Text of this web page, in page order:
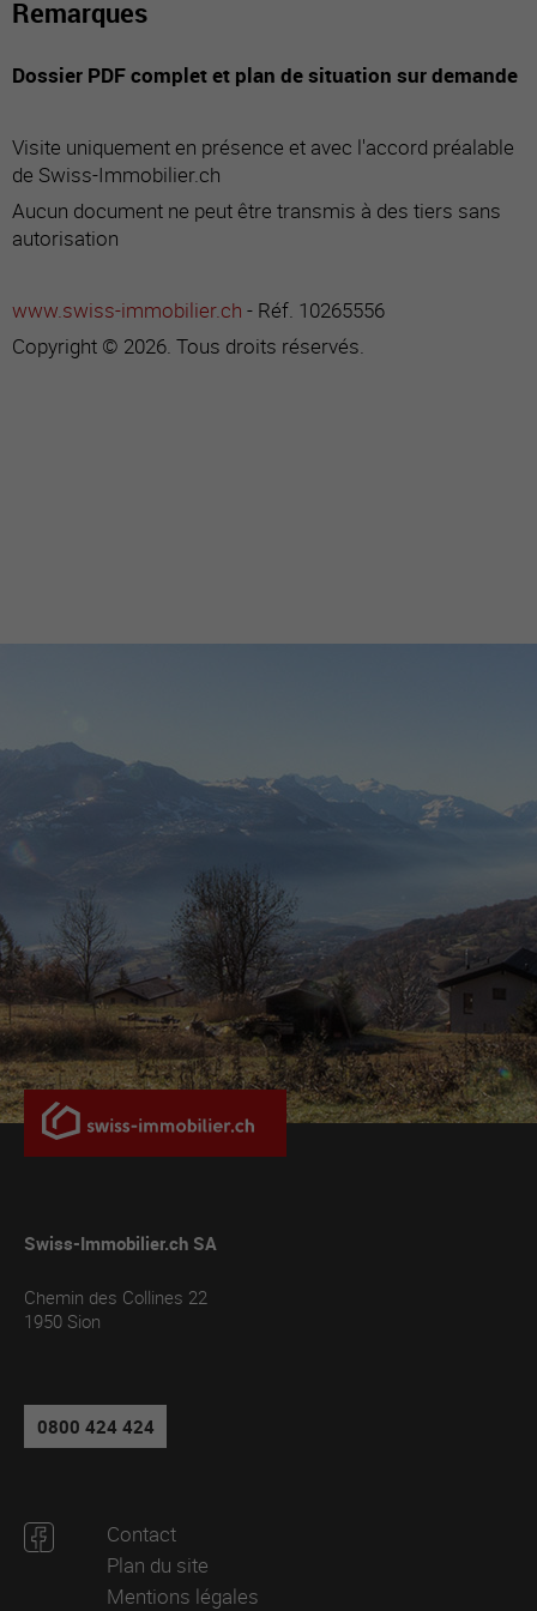
Remarques
Dossier PDF complet et plan de situation sur demande
Visite uniquement en présence et avec l'accord préalable
de Swiss-Immobilier.ch
Aucun document ne peut être transmis à des tiers sans
autorisation
www.swiss-immobilier.ch - Réf. 10265556
Copyright © 2026. Tous droits réservés.
Swiss-Immobilier.ch SA
Chemin des Collines 22
1950 Sion
0800 424 424
Contact
Plan du site
Mentions légales